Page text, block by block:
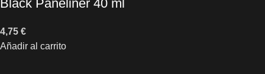
Black Paneliner 40 ml
4,75 €
Añadir al carrito